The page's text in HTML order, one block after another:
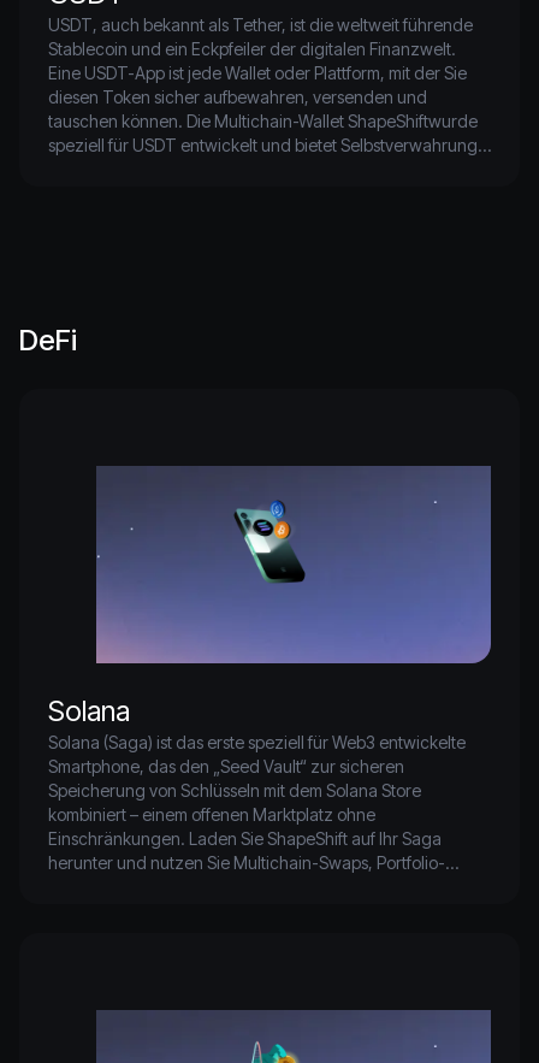
USDT, auch bekannt als Tether, ist die weltweit führende
Stablecoin und ein Eckpfeiler der digitalen Finanzwelt.
Eine USDT-App ist jede Wallet oder Plattform, mit der Sie
diesen Token sicher aufbewahren, versenden und
tauschen können. Die Multichain-Wallet ShapeShiftwurde
speziell für USDT entwickelt und bietet Selbstverwahrung,
DeFi
Solana
Solana (Saga) ist das erste speziell für Web3 entwickelte
Smartphone, das den „Seed Vault“ zur sicheren
Speicherung von Schlüsseln mit dem Solana Store
kombiniert – einem offenen Marktplatz ohne
Einschränkungen. Laden Sie ShapeShift auf Ihr Saga
herunter und nutzen Sie Multichain-Swaps, Portfolio-